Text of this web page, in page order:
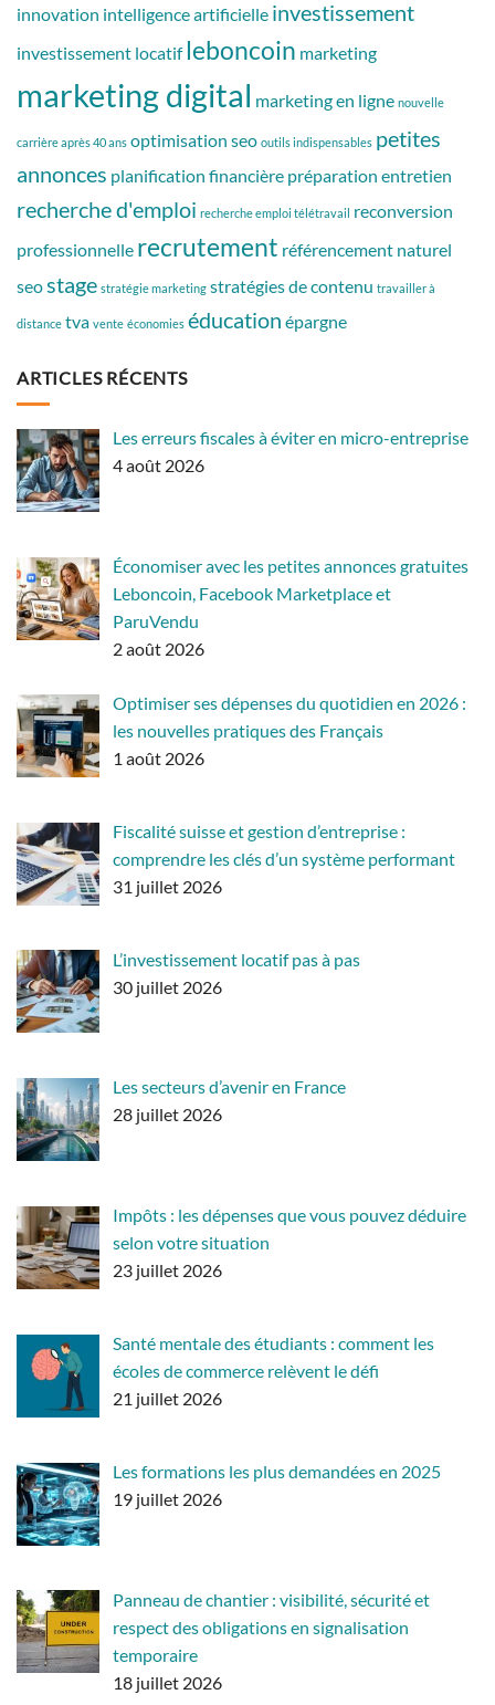
innovation intelligence artificielle investissement
investissement locatif leboncoin marketing
marketing digital marketing en ligne nouvelle
carrière après 40 ans optimisation seo outils indispensables petites
annonces planification financière préparation entretien
recherche d'emploi recherche emploi télétravail reconversion
professionnelle recrutement référencement naturel
seo stage stratégie marketing stratégies de contenu travailler à
distance tva vente économies éducation épargne
ARTICLES RÉCENTS
Les erreurs fiscales à éviter en micro-entreprise
4 août 2026
Économiser avec les petites annonces gratuites
Leboncoin, Facebook Marketplace et
ParuVendu
2 août 2026
Optimiser ses dépenses du quotidien en 2026 :
les nouvelles pratiques des Français
1 août 2026
Fiscalité suisse et gestion d’entreprise :
comprendre les clés d’un système performant
31 juillet 2026
L’investissement locatif pas à pas
30 juillet 2026
Les secteurs d’avenir en France
28 juillet 2026
Impôts : les dépenses que vous pouvez déduire
selon votre situation
23 juillet 2026
Santé mentale des étudiants : comment les
écoles de commerce relèvent le défi
21 juillet 2026
Les formations les plus demandées en 2025
19 juillet 2026
Panneau de chantier : visibilité, sécurité et
respect des obligations en signalisation
temporaire
18 juillet 2026